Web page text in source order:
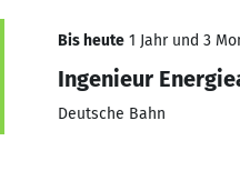
Bis heute 1 Jahr und 3
Ingenieur
Deutsche Bahn